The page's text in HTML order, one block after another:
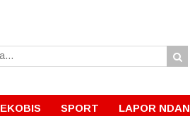
EKOBIS SPORT LAPOR NDAN